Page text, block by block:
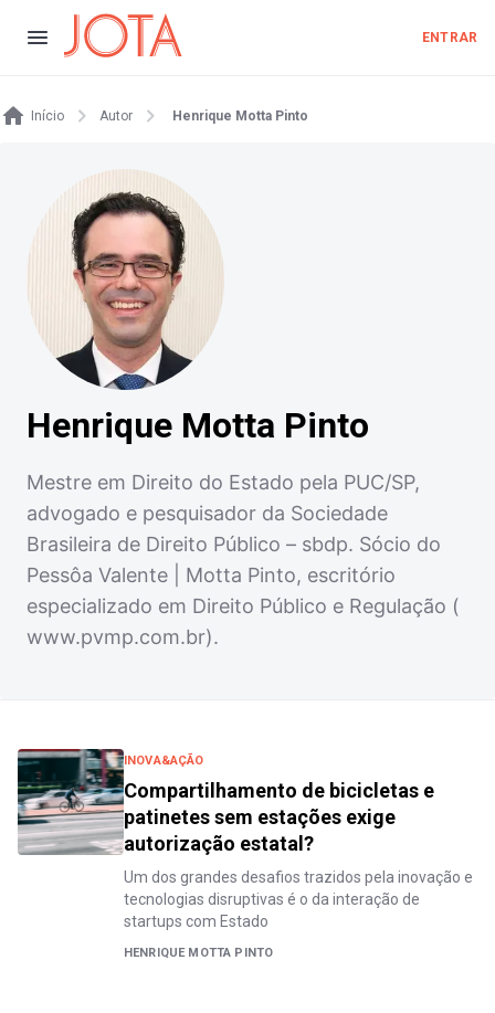
ENTRAR
Início Autor Henrique Motta Pinto
Henrique Motta Pinto
Mestre em Direito do Estado pela PUC/SP,
advogado e pesquisador da Sociedade
Brasileira de Direito Público – sbdp. Sócio do
Pessôa Valente | Motta Pinto, escritório
especializado em Direito Público e Regulação (
www.pvmp.com.br).
INOVA&AÇÃO
Compartilhamento de bicicletas e
patinetes sem estações exige
autorização estatal?
Um dos grandes desafios trazidos pela inovação e
tecnologias disruptivas é o da interação de
startups com Estado
HENRIQUE MOTTA PINTO